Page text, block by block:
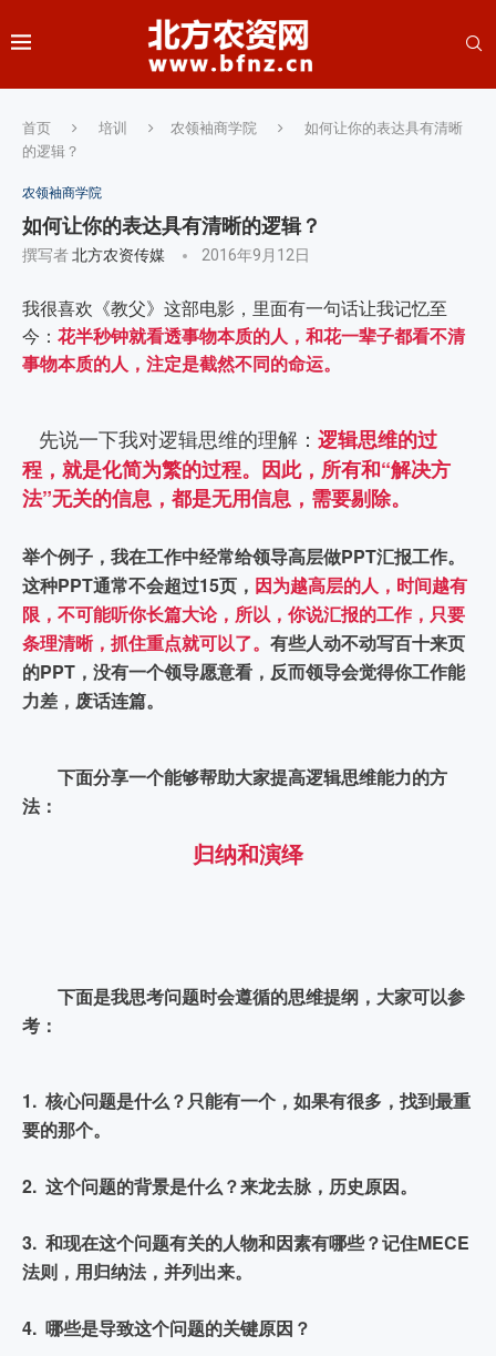
首页 培训 农领袖商学院
如何让你的表达具有清晰
的逻辑？
农领袖商学院
如何让你的表达具有清晰的逻辑？
撰写者北方农资传媒 2016年9月12日
我很喜欢《教父》这部电影，里面有一句话让我记忆至
今： 花半秒钟就看透事物本质的人，和花一辈子都看不清
事物本质的人，注定是截然不同的命运。
先说一下我对逻辑思维的理解： 逻辑思维的过
程，就是化简为繁的过程。因此，所有和“解决方
法”无关的信息，都是无用信息，需要剔除。
举个例子，我在工作中经常给领导高层做PPT汇报工作。
这种PPT通常不会超过15页， 因为越高层的人，时间越有
限，不可能听你长篇大论，所以，你说汇报的工作，只要
条理清晰，抓住重点就可以了。 有些人动不动写百十来页
的PPT，没有一个领导愿意看，反而领导会觉得你工作能
力差，废话连篇。
下面分享一个能够帮助大家提高逻辑思维能力的方
法：
归纳和演绎
下面是我思考问题时会遵循的思维提纲，大家可以参
考：
1.  核心问题是什么？只能有一个，如果有很多，找到最重
要的那个。
2.  这个问题的背景是什么？来龙去脉，历史原因。
3.  和现在这个问题有关的人物和因素有哪些？记住MECE
法则，用归纳法，并列出来。
4.  哪些是导致这个问题的关键原因？